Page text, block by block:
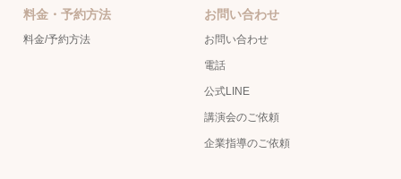
料金・予約方法
料金/予約方法
お問い合わせ
お問い合わせ
電話
公式LINE
講演会のご依頼
企業指導のご依頼